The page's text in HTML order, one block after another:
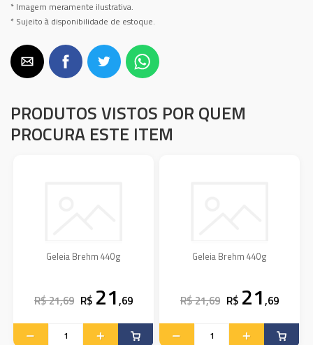
* Imagem meramente ilustrativa.
* Sujeito à disponibilidade de estoque.
PRODUTOS VISTOS POR QUEM
PROCURA ESTE ITEM
Geleia Brehm 440g
R$ 21,69 R$ 21,69
Geleia Brehm 440g
R$ 21,69 R$ 21,69